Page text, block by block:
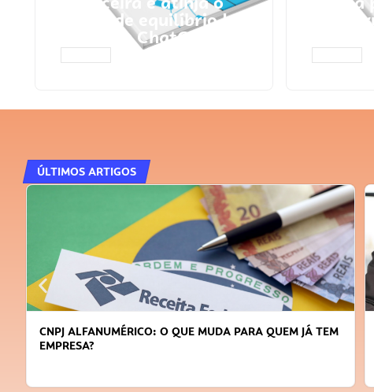
ponto de equilíbrio |
Prompts ChatGPT
seu
ÚLTIMOS ARTIGOS
DICAS PARA OBTER CRÉDITO